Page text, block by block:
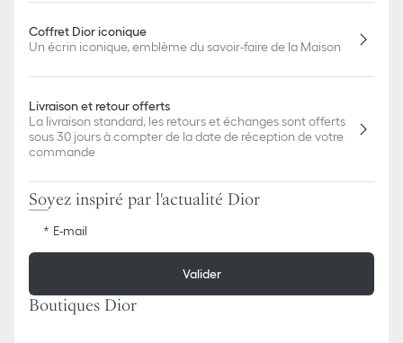
Bobby
Coffret Dior iconique
Un écrin iconique, emblème du savoir-faire de la Maison
Livraison et retour offerts
La livraison standard, les retours et échanges sont offerts
sous 30 jours à compter de la date de réception de votre
commande
Soyez inspiré par l'actualité Dior
E-mail
Valider
Boutiques Dior